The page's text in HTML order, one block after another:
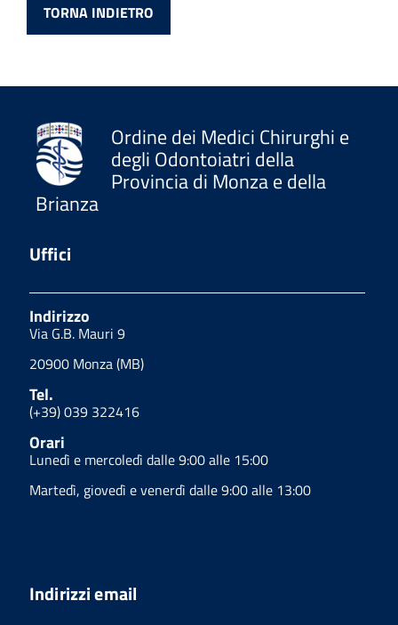
TORNA INDIETRO
Ordine dei Medici Chirurghi e
degli Odontoiatri della
Provincia di Monza e della
Brianza
Uffici
Indirizzo
Via G.B. Mauri 9
20900 Monza (MB)
Tel.
(+39) 039 322416
Orari
Lunedì e mercoledì dalle 9:00 alle 15:00
Martedì, giovedì e venerdì dalle 9:00 alle 13:00
Indirizzi email